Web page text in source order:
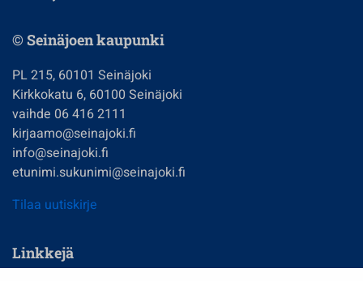
© Seinäjoen kaupunki
PL 215, 60101 Seinäjoki
Kirkkokatu 6, 60100 Seinäjoki
vaihde 06 416 2111
kirjaamo@seinajoki.fi
info@seinajoki.fi
etunimi.sukunimi@seinajoki.fi
Tilaa uutiskirje
Linkkejä